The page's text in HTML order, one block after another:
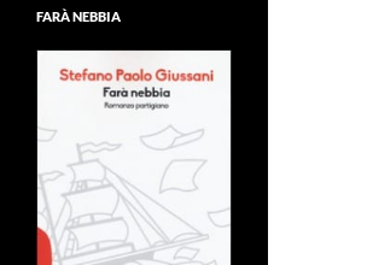
FARÀ NEBBIA